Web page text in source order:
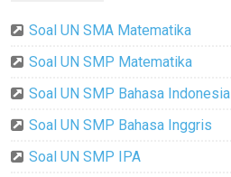
Soal UN SMA Matematika
Soal UN SMP Matematika
Soal UN SMP Bahasa Indonesia
Soal UN SMP Bahasa Inggris
Soal UN SMP IPA